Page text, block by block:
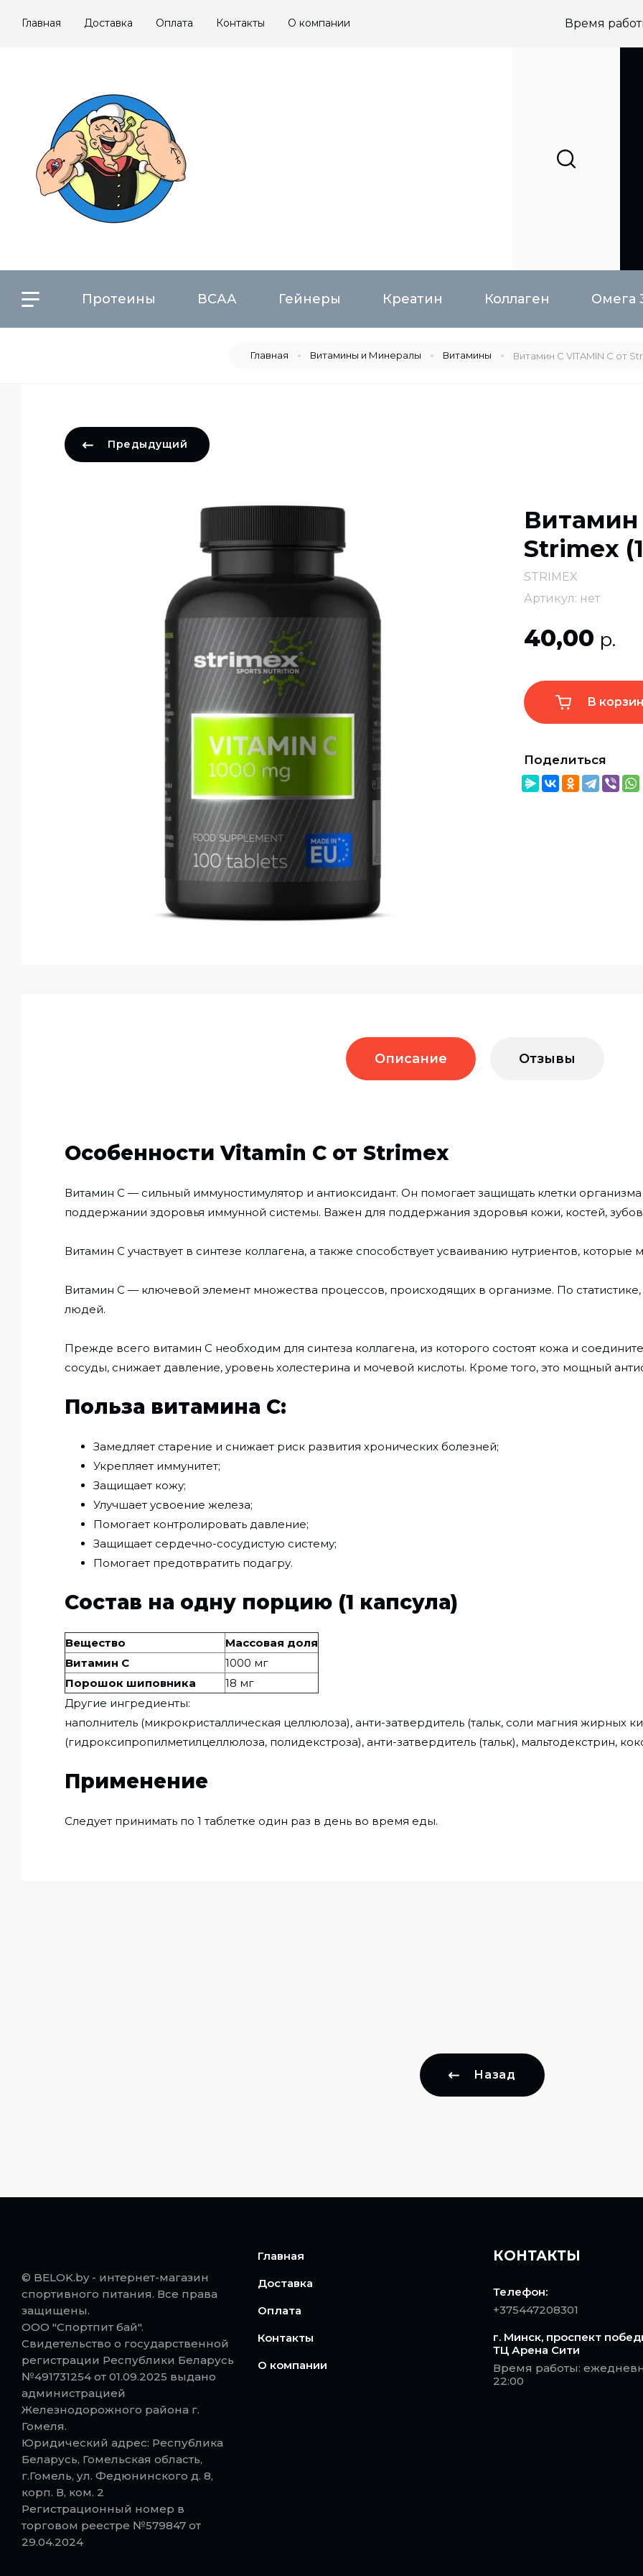
Главная Доставка Оплата Контакты О компании Время
Протеины ВСАА Гейнеры Креатин Коллаген Омега
Главная Витамины и Минералы Витамины Витамин С VITAMIN C от
Предыдущий
Витамин
Strimex
STRIMEX
Артикул: нет
40,00 р.
В
Поделиться
Описание Отзывы
Особенности Vitamin C от Strimex
Витамин С — сильный иммуностимулятор и антиоксидант. Он помогает защищать клетки
поддержании здоровья иммунной системы. Важен для поддержания здоровья кожи, костей,
Витамин С участвует в синтезе коллагена, а также способствует усваиванию нутриентов,
Витамин C — ключевой элемент множества процессов, происходящих в организме. По
людей.
Прежде всего витамин С необходим для синтеза коллагена, из которого состоят кожа и
сосуды, снижает давление, уровень холестерина и мочевой кислоты. Кроме того, это мощный
Польза витамина C:
Замедляет старение и снижает риск развития хронических болезней;
Укрепляет иммунитет;
Защищает кожу;
Улучшает усвоение железа;
Помогает контролировать давление;
Защищает сердечно-сосудистую систему;
Помогает предотвратить подагру.
Состав на одну порцию (1 капсула)
Вещество
Массовая доля
Витамин С
1000 мг
Порошок шиповника 18 мг
Другие ингредиенты:
наполнитель (микрокристаллическая целлюлоза), анти-затвердитель (тальк, соли магния жирных
(гидроксипропилметилцеллюлоза, полидекстроза), анти-затвердитель (тальк), мальтодекстрин,
Применение
Следует принимать по 1 таблетке один раз в день во время еды.
Назад
© BELOK.by - интернет-магазин
спортивного питания. Все права
защищены.
ООО "Спортпит бай".
Свидетельство о государственной
регистрации Республики Беларусь
№491731254 от 01.09.2025 выдано
администрацией
Железнодорожного района г.
Гомеля.
Юридический адрес: Республика
Беларусь, Гомельская область,
г.Гомель, ул. Федюнинского д. 8,
корп. В, ком. 2
Регистрационный номер в
торговом реестре №579847 от
29.04.2024
Главная
Доставка
Оплата
Контакты
О компании
КОНТАКТЫ
Телефон:
+375447208301
г. Минск, проспект
ТЦ Арена Сити
Время работы:
22:00